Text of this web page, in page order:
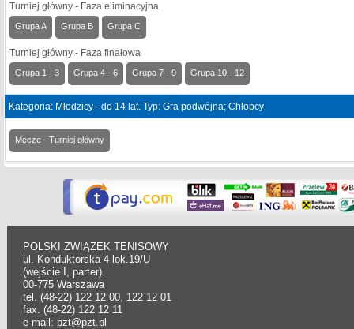
Turniej główny - Faza eliminacyjna
Grupa A Grupa B Grupa C
Turniej główny - Faza finałowa
Grupa 1 - 3 Grupa 4 - 6 Grupa 7 - 9 Grupa 10 - 12
Kategoria: Młodzicy - do 14 lat. Typ: Gra podwójna; Chłopcy
Mecze - Turniej główny
POLSKI ZWIĄZEK TENISOWY
ul. Konduktorska 4 lok.19/U
(wejście I, parter).
00-775 Warszawa
tel. (48-22) 122 12 00, 122 12 01
fax. (48-22) 122 12 11
e-mail: pzt@pzt.pl